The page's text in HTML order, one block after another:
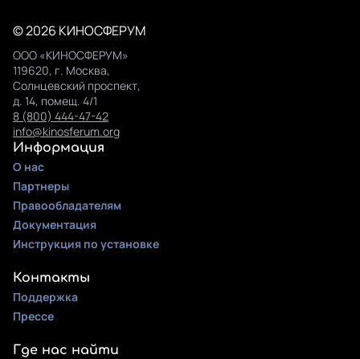
© 2026 КИНОСФЕРУМ
ООО «КИНОСФЕРУМ»
119620, г. Москва,
Солнцевский проспект,
д. 14, помещ. 4/1
8 (800) 444-47-42
info@kinosferum.org
Информация
О нас
Партнеры
Правообладателям
Документация
Инструкция по установке
Контакты
Поддержка
Прессе
Где нас найти